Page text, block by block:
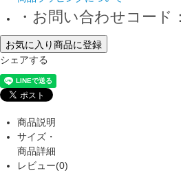
・お問い合わせコード
お気に入り商品に登録
シェアする
商品説明
サイズ・
商品詳細
レビュー(0)